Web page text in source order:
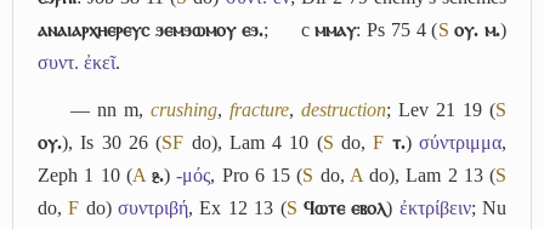
ⲁⲛⲁⲓⲁⲣⲭⲏⲉⲣⲉⲩⲥ ϧⲉⲙϧⲱⲙⲟⲩ ⲉϧ.; cⲙⲙⲁⲩ: Ps 75 4 (S ⲟⲩ. ⲙ.)
συντ. ἐκεῖ.
― nn m,crushing,fracture,destruction; Lev 21 19 (S
ⲟⲩ.), Is 30 26 (SF do), Lam 4 10 (S do,F ⲧ.)σύντριμμα,
Zeph 1 10 (A ⳉ.)-μός, Pro 6 15 (S do, A do), Lam 2 13 (S
do,F do)συντριβή, Ex 12 13 (S ϥⲱⲧⲉ ⲉⲃⲟⲗ) ἐκτρίβειν; Nu